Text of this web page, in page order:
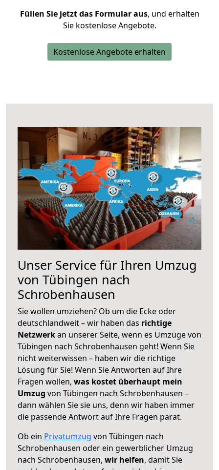
Füllen Sie jetzt das Formular aus, und erhalten
Sie kostenlose Angebote.
Kostenlose Angebote erhalten
Unser Service für Ihren Umzug
von Tübingen nach
Schrobenhausen
Sie wollen umziehen? Ob um die Ecke oder
deutschlandweit – wir haben das richtige
Netzwerkan unserer Seite, wenn es Umzüge von
Tübingen nach Schrobenhausen geht! Wenn Sie
nicht weiterwissen – haben wir die richtige
Lösung für Sie! Wenn Sie Antworten auf Ihre
Fragen wollen, was kostet überhaupt mein
Umzug von Tübingen nach Schrobenhausen –
dann wählen Sie sie uns, denn wir haben immer
die passende Antwort auf Ihre Fragen parat.
Ob ein Privatumzug von Tübingen nach
Schrobenhausen oder ein gewerblicher Umzug
nach Schrobenhausen, wir helfen, damit Sie